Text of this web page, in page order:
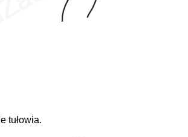
tułowia.